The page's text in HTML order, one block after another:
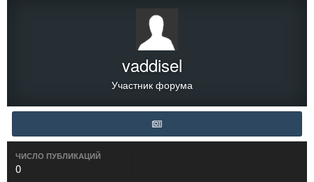
vaddisel
Участник форума
ЧИСЛО ПУБЛИКАЦИЙ
0